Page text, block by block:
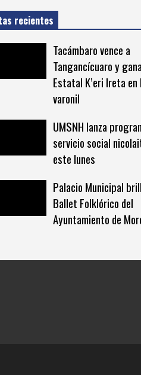
recientes
Tacámbaro vence a
Tangancícuaro y
Estatal K’eri Ireta en
varonil
UMSNH lanza
servicio social
este lunes
Palacio Municipal
Ballet Folklórico del
Ayuntamiento de